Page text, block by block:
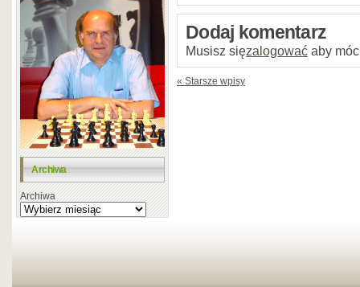
Archiwa
Archiwa
Dodaj komentarz
Musisz sięzalogować aby
« Starsze wpisy